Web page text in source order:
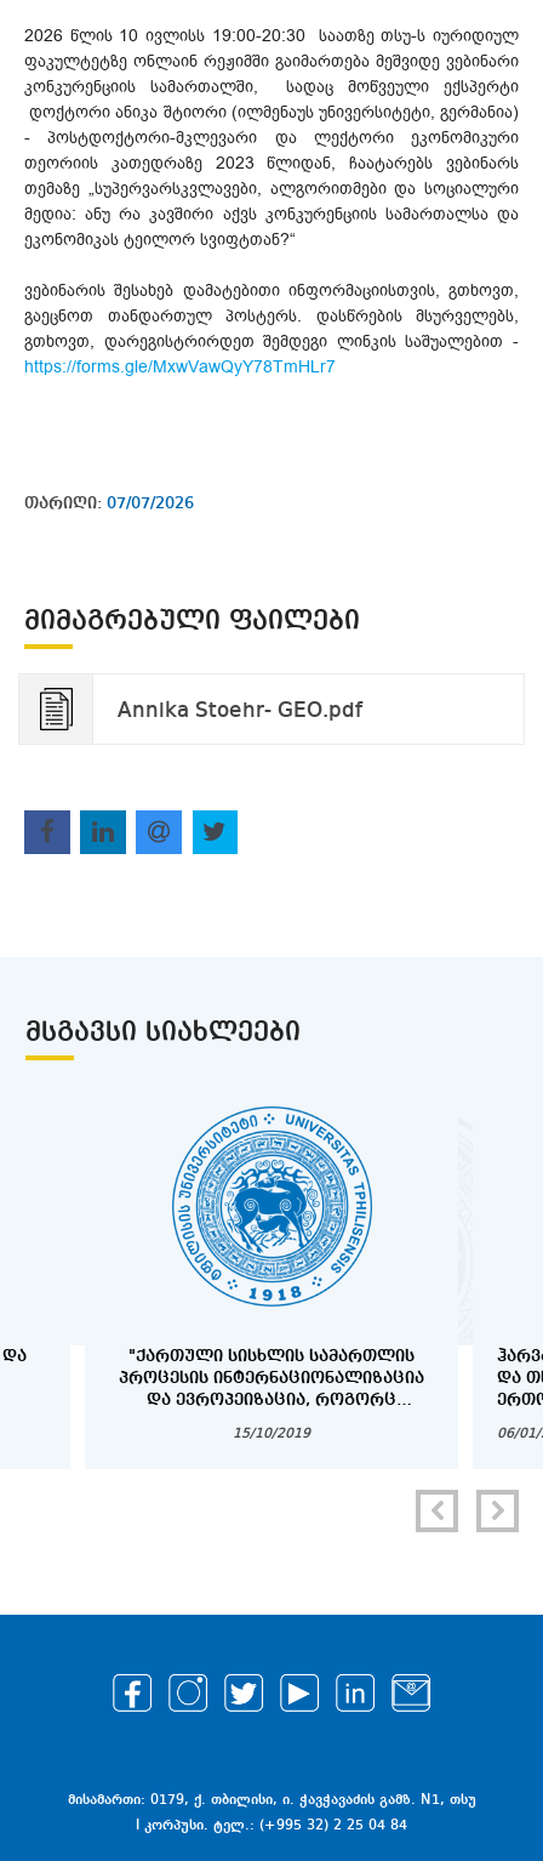
2026 წლის 10 ივლისს 19:00-20:30 საათზე თსუ-ს იურიდიულ
ფაკულტეტზე ონლაინ რეჟიმში გაიმართება მეშვიდე ვებინარი
კონკურენციის სამართალში, სადაც მოწვეული ექსპერტი
დოქტორი ანიკა შტიორი (ილმენაუს უნივერსიტეტი, გერმანია)
- პოსტდოქტორი-მკლევარი და ლექტორი ეკონომიკური
თეორიის კათედრაზე 2023 წლიდან, ჩაატარებს ვებინარს
თემაზე „სუპერვარსკვლავები, ალგორითმები და სოციალური
მედია: ანუ რა კავშირი აქვს კონკურენციის სამართალსა და
ეკონომიკას ტეილორ სვიფტთან?“
ვებინარის შესახებ დამატებითი ინფორმაციისთვის, გთხოვთ,
გაეცნოთ თანდართულ პოსტერს. დასწრების მსურველებს,
გთხოვთ, დარეგისტრირდეთ შემდეგი ლინკის საშუალებით -
https://forms.gle/MxwVawQyY78TmHLr7
თარიღი: 07/07/2026
ᲛᲘᲛᲐᲒᲠᲔᲑᲣᲚᲘ ᲤᲐᲘᲚᲔᲑᲘ
Annika Stoehr- GEO.pdf
ᲛᲡᲒᲐᲕᲡᲘ ᲡᲘᲐᲮᲚᲔᲔᲑᲘ
ᲓᲐ
"ᲥᲐᲠᲗᲣᲚᲘ ᲡᲘᲡᲮᲚᲘᲡ ᲡᲐᲛᲐᲠᲗᲚᲘᲡ
ᲞᲠᲝᲪᲔᲡᲘᲡ ᲘᲜᲢᲔᲠᲜᲐᲪᲘᲝᲜᲐᲚᲘᲖᲐᲪᲘᲐ
ᲓᲐ ᲔᲕᲠᲝᲞᲔᲘᲖᲐᲪᲘᲐ, ᲠᲝᲒᲝᲠᲪ
15/10/2019
ᲓᲐ
06/
მისამართი: 0179, ქ. თბილისი, ი. ჭავჭავაძის გამზ. N1, თსუ
I კორპუსი. ტელ.: (+995 32) 2 25 04 84